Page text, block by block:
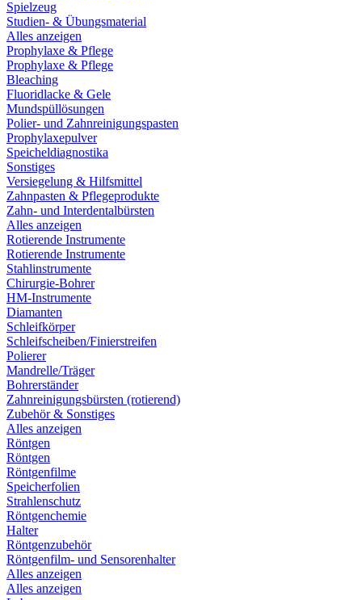
Spielzeug
Studien- & Übungsmaterial
Alles anzeigen
Prophylaxe & Pflege
Prophylaxe & Pflege
Bleaching
Fluoridlacke & Gele
Mundspüllösungen
Polier- und Zahnreinigungspasten
Prophylaxepulver
Speicheldiagnostika
Sonstiges
Versiegelung & Hilfsmittel
Zahnpasten & Pflegeprodukte
Zahn- und Interdentalbürsten
Alles anzeigen
Rotierende Instrumente
Rotierende Instrumente
Stahlinstrumente
Chirurgie-Bohrer
HM-Instrumente
Diamanten
Schleifkörper
Schleifscheiben/Finierstreifen
Polierer
Mandrelle/Träger
Bohrerständer
Zahnreinigungsbürsten (rotierend)
Zubehör & Sonstiges
Alles anzeigen
Röntgen
Röntgen
Röntgenfilme
Speicherfolien
Strahlenschutz
Röntgenchemie
Halter
Röntgenzubehör
Röntgenfilm- und Sensorenhalter
Alles anzeigen
Alles anzeigen